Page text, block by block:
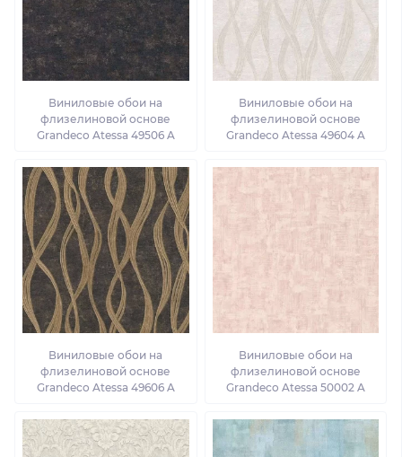
Виниловые обои на
флизелиновой основе
Grandeco Atessa 49506 A
Виниловые обои на
флизелиновой основе
Grandeco Atessa 49604 A
Виниловые обои на
флизелиновой основе
Grandeco Atessa 49606 A
Виниловые обои на
флизелиновой основе
Grandeco Atessa 50002 A